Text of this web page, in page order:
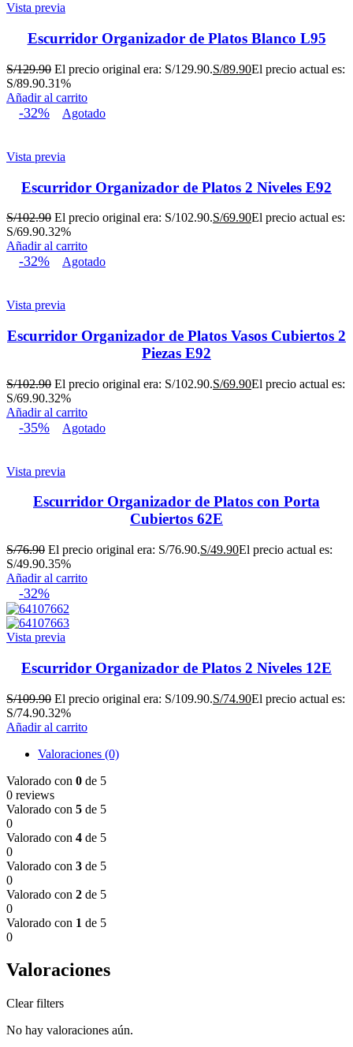
Vista previa
Escurridor Organizador de Platos Blanco L95
S/129.90 El precio original era: S/129.90.S/89.90El precio actual es:
S/89.90.31%
Añadir al carrito
-32% Agotado
Vista previa
Escurridor Organizador de Platos 2 Niveles E92
S/102.90 El precio original era: S/102.90.S/69.90El precio actual es:
S/69.90.32%
Añadir al carrito
-32% Agotado
Vista previa
Escurridor Organizador de Platos Vasos Cubiertos 2
Piezas E92
S/102.90 El precio original era: S/102.90.S/69.90El precio actual es:
S/69.90.32%
Añadir al carrito
-35% Agotado
Vista previa
Escurridor Organizador de Platos con Porta
Cubiertos 62E
S/76.90 El precio original era: S/76.90.S/49.90El precio actual es:
S/49.90.35%
Añadir al carrito
-32%
Vista previa
Escurridor Organizador de Platos 2 Niveles 12E
S/109.90 El precio original era: S/109.90.S/74.90El precio actual es:
S/74.90.32%
Añadir al carrito
Valoraciones (0)
Valorado con 0 de 5
0 reviews
Valorado con 5 de 5
0
Valorado con 4 de 5
0
Valorado con 3 de 5
0
Valorado con 2 de 5
0
Valorado con 1 de 5
0
Valoraciones
Clear filters
No hay valoraciones aún.